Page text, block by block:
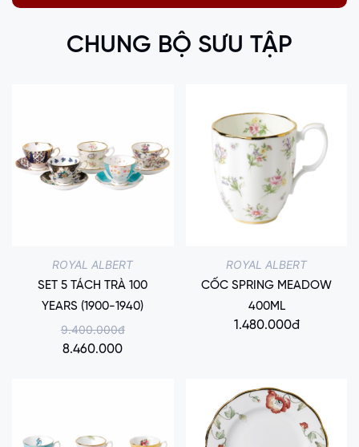
CHUNG BỘ SƯU TẬP
ROYAL ALBERT
SET 5 TÁCH TRÀ 100
YEARS (1900-1940)
9.400.000đ
8.460.000
ROYAL ALBERT
CỐC SPRING MEADOW
400ML
1.480.000đ